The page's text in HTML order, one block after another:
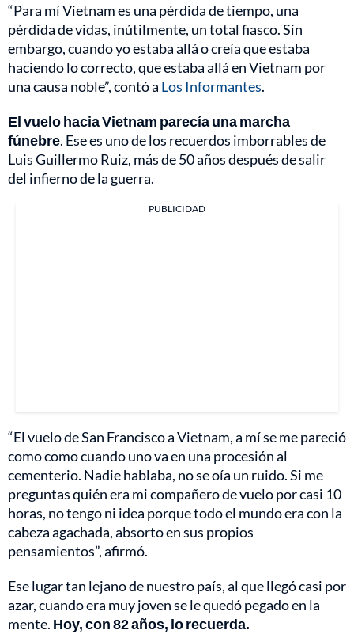
“Para mí Vietnam es una pérdida de tiempo, una
pérdida de vidas, inútilmente, un total fiasco. Sin
embargo, cuando yo estaba allá o creía que estaba
haciendo lo correcto, que estaba allá en Vietnam por
una causa noble”, contó a Los Informantes.
El vuelo hacia Vietnam parecía una marcha
fúnebre. Ese es uno de los recuerdos imborrables de
Luis Guillermo Ruiz, más de 50 años después de salir
del infierno de la guerra.
PUBLICIDAD
“El vuelo de San Francisco a Vietnam, a mí se me pareció
como como cuando uno va en una procesión al
cementerio. Nadie hablaba, no se oía un ruido. Si me
preguntas quién era mi compañero de vuelo por casi 10
horas, no tengo ni idea porque todo el mundo era con la
cabeza agachada, absorto en sus propios
pensamientos”, afirmó.
Ese lugar tan lejano de nuestro país, al que llegó casi por
azar, cuando era muy joven se le quedó pegado en la
mente. Hoy, con 82 años, lo recuerda.